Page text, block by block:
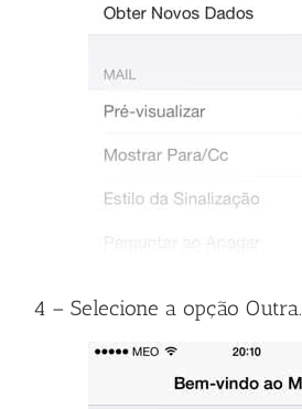
4 – Selecione a opção Outra.